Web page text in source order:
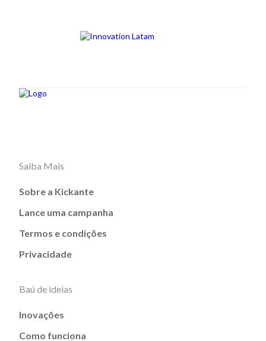
Saiba Mais
Sobre a Kickante
Lance uma campanha
Termos e condições
Privacidade
Baú de ideias
Inovações
Como funciona